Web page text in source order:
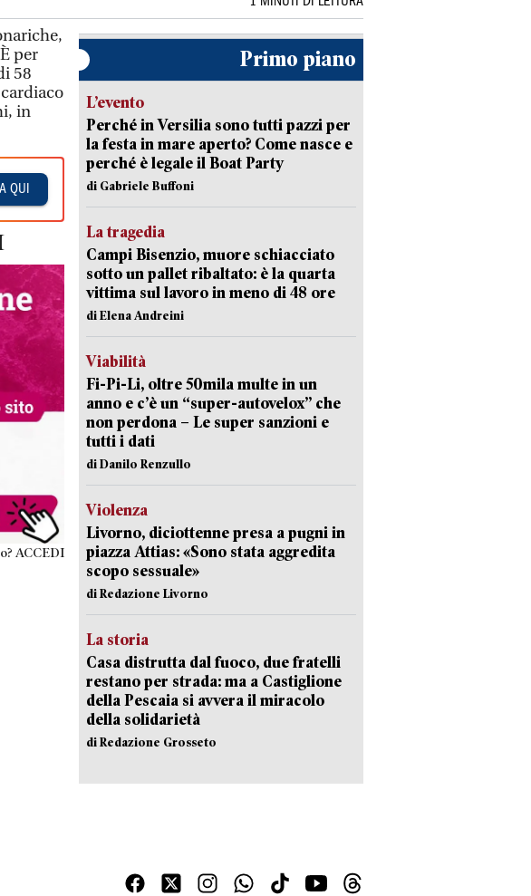
per
58
in
QUI
ACCEDI
Primo piano
L’evento
Perché in Versilia sono tutti pazzi per
la festa in mare aperto? Come nasce e
perché è legale il Boat Party
di Gabriele Buffoni
La tragedia
Campi Bisenzio, muore schiacciato
sotto un pallet ribaltato: è la quarta
vittima sul lavoro in meno di 48 ore
di Elena Andreini
Viabilità
Fi-Pi-Li, oltre 50mila multe in un
anno e c’è un “super-autovelox” che
non perdona – Le super sanzioni e
tutti i dati
di Danilo Renzullo
Violenza
Livorno, diciottenne presa a pugni in
piazza Attias: «Sono stata aggredita
scopo sessuale»
di Redazione Livorno
La storia
Casa distrutta dal fuoco, due fratelli
restano per strada: ma a Castiglione
della Pescaia si avvera il miracolo
della solidarietà
di Redazione Grosseto